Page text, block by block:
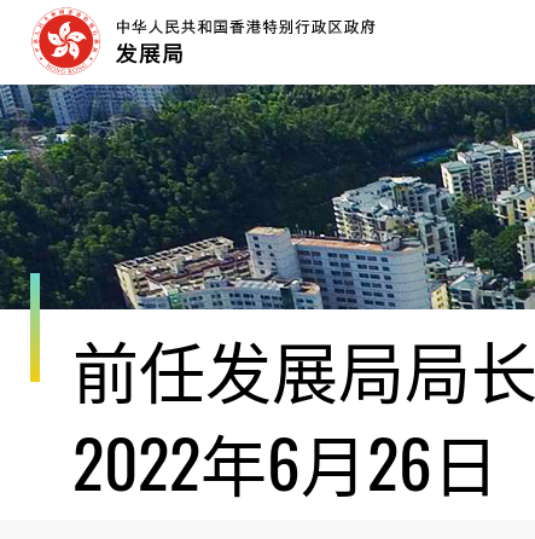
容
开
始
前任发展局局
2022年6月26日